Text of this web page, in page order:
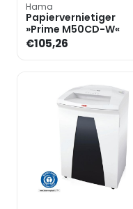
Hama
Papiervernietiger
»Prime M50CD-W«
€105,26